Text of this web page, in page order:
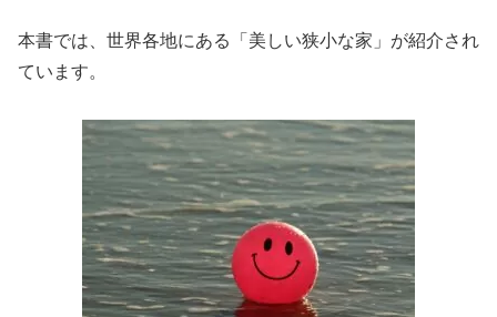
本書では、世界各地にある「美しい狭小な家」が紹介され
ています。